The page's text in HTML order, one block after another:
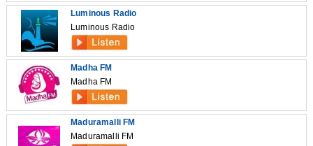
Luminous Radio
Luminous Radio
Madha FM
Madha FM
Maduramalli FM
Maduramalli FM